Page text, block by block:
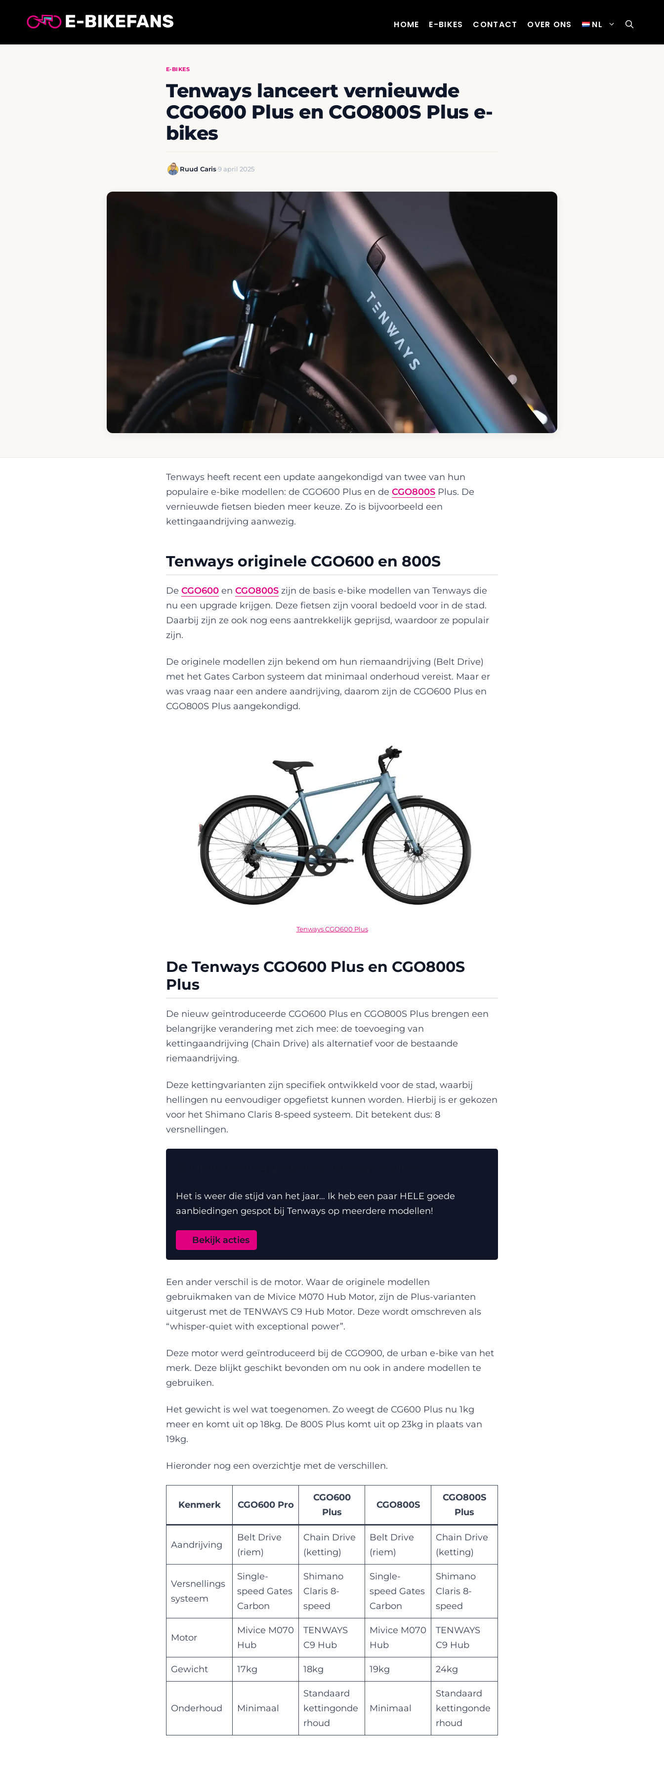
HOME E-BIKES CONTACT OVER ONS NL
E-BIKES
Tenways lanceert vernieuwde
CGO600 Plus en CGO800S Plus e-
bikes
Ruud Caris·9 april 2025
Tenways heeft recent een update aangekondigd van twee van hun
populaire e-bike modellen: de CGO600 Plus en de CGO800S Plus. De
vernieuwde fietsen bieden meer keuze. Zo is bijvoorbeeld een
kettingaandrijving aanwezig.
Tenways originele CGO600 en 800S
De CGO600 en CGO800S zijn de basis e-bike modellen van Tenways die
nu een upgrade krijgen. Deze fietsen zijn vooral bedoeld voor in de stad.
Daarbij zijn ze ook nog eens aantrekkelijk geprijsd, waardoor ze populair
zijn.
De originele modellen zijn bekend om hun riemaandrijving (Belt Drive)
met het Gates Carbon systeem dat minimaal onderhoud vereist. Maar er
was vraag naar een andere aandrijving, daarom zijn de CGO600 Plus en
CGO800S Plus aangekondigd.
Tenways CGO600 Plus
De Tenways CGO600 Plus en CGO800S
Plus
De nieuw geïntroduceerde CGO600 Plus en CGO800S Plus brengen een
belangrijke verandering met zich mee: de toevoeging van
kettingaandrijving (Chain Drive) als alternatief voor de bestaande
riemaandrijving.
Deze kettingvarianten zijn specifiek ontwikkeld voor de stad, waarbij
hellingen nu eenvoudiger opgefietst kunnen worden. Hierbij is er gekozen
voor het Shimano Claris 8-speed systeem. Dit betekent dus: 8
versnellingen.
Het is weer die stijd van het jaar… Ik heb een paar HELE goede
aanbiedingen gespot bij Tenways op meerdere modellen!
Bekijk acties
Een ander verschil is de motor. Waar de originele modellen
gebruikmaken van de Mivice M070 Hub Motor, zijn de Plus-varianten
uitgerust met de TENWAYS C9 Hub Motor. Deze wordt omschreven als
“whisper-quiet with exceptional power”.
Deze motor werd geïntroduceerd bij de CGO900, de urban e-bike van het
merk. Deze blijkt geschikt bevonden om nu ook in andere modellen te
gebruiken.
Het gewicht is wel wat toegenomen. Zo weegt de CG600 Plus nu 1kg
meer en komt uit op 18kg. De 800S Plus komt uit op 23kg in plaats van
19kg.
Hieronder nog een overzichtje met de verschillen.
Kenmerk CGO600 Pro
CGO600
Plus
CGO800S
CGO800S
Plus
Aandrijving
Belt Drive
(riem)
Chain Drive
(ketting)
Belt Drive
(riem)
Chain Drive
(ketting)
Versnellings
systeem
Single-
speed Gates
Carbon
Shimano
Claris 8-
speed
Single-
speed Gates
Carbon
Shimano
Claris 8-
speed
Motor
Mivice M070
Hub
TENWAYS
C9 Hub
Mivice M070
Hub
TENWAYS
C9 Hub
Gewicht 17kg 18kg 19kg 24kg
Onderhoud Minimaal
Standaard
kettingonde
rhoud
Minimaal
Standaard
kettingonde
rhoud